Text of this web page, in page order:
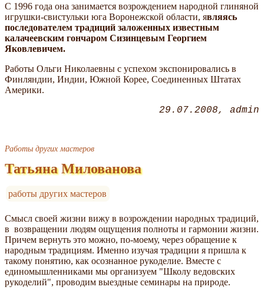
С 1996 года она занимается возрождением народной глиняной
игрушки-свистульки юга Воронежской области, являясь
последователем традиций заложенных известным
калачеевским гончаром Сизинцевым Георгием
Яковлевичем.
Работы Ольги Николаевны с успехом экспонировались в
Финляндии, Индии, Южной Корее, Соединенных Штатах
Америки.
29.07.2008 admin
Работы других мастеров
Татьяна Милованова
работы других мастеров
Смысл своей жизни вижу в возрождении народных традиций,
в возвращении людям ощущения полноты и гармонии жизни.
Причем вернуть это можно, по-моему, через обращение к
народным традициям. Именно изучая традиции я пришла к
такому понятию, как осознанное рукоделие. Вместе с
единомышленниками мы организуем "Школу ведовских
рукоделий", проводим выездные семинары на природе.